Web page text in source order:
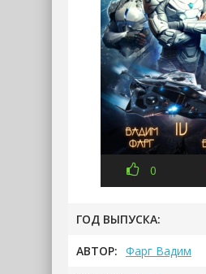
0
ГОД ВЫПУСКА:
АВТОР: Фарг Вадим